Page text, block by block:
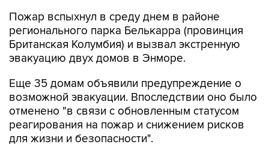
Британская Колумбия) и вызвал экстренную
эвакуацию двух домов в Энморе.
Еще 35 домам объявили предупреждение о
отменено "в связи с обновленным статусом
реагирования на пожар и снижением рисков
для жизни и безопасности".
Сообщается, что площадь пожара в районе